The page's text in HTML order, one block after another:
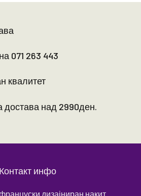
071 263 443
квалитет
достава над 2990ден.
Контакт инфо
дизајниран накит